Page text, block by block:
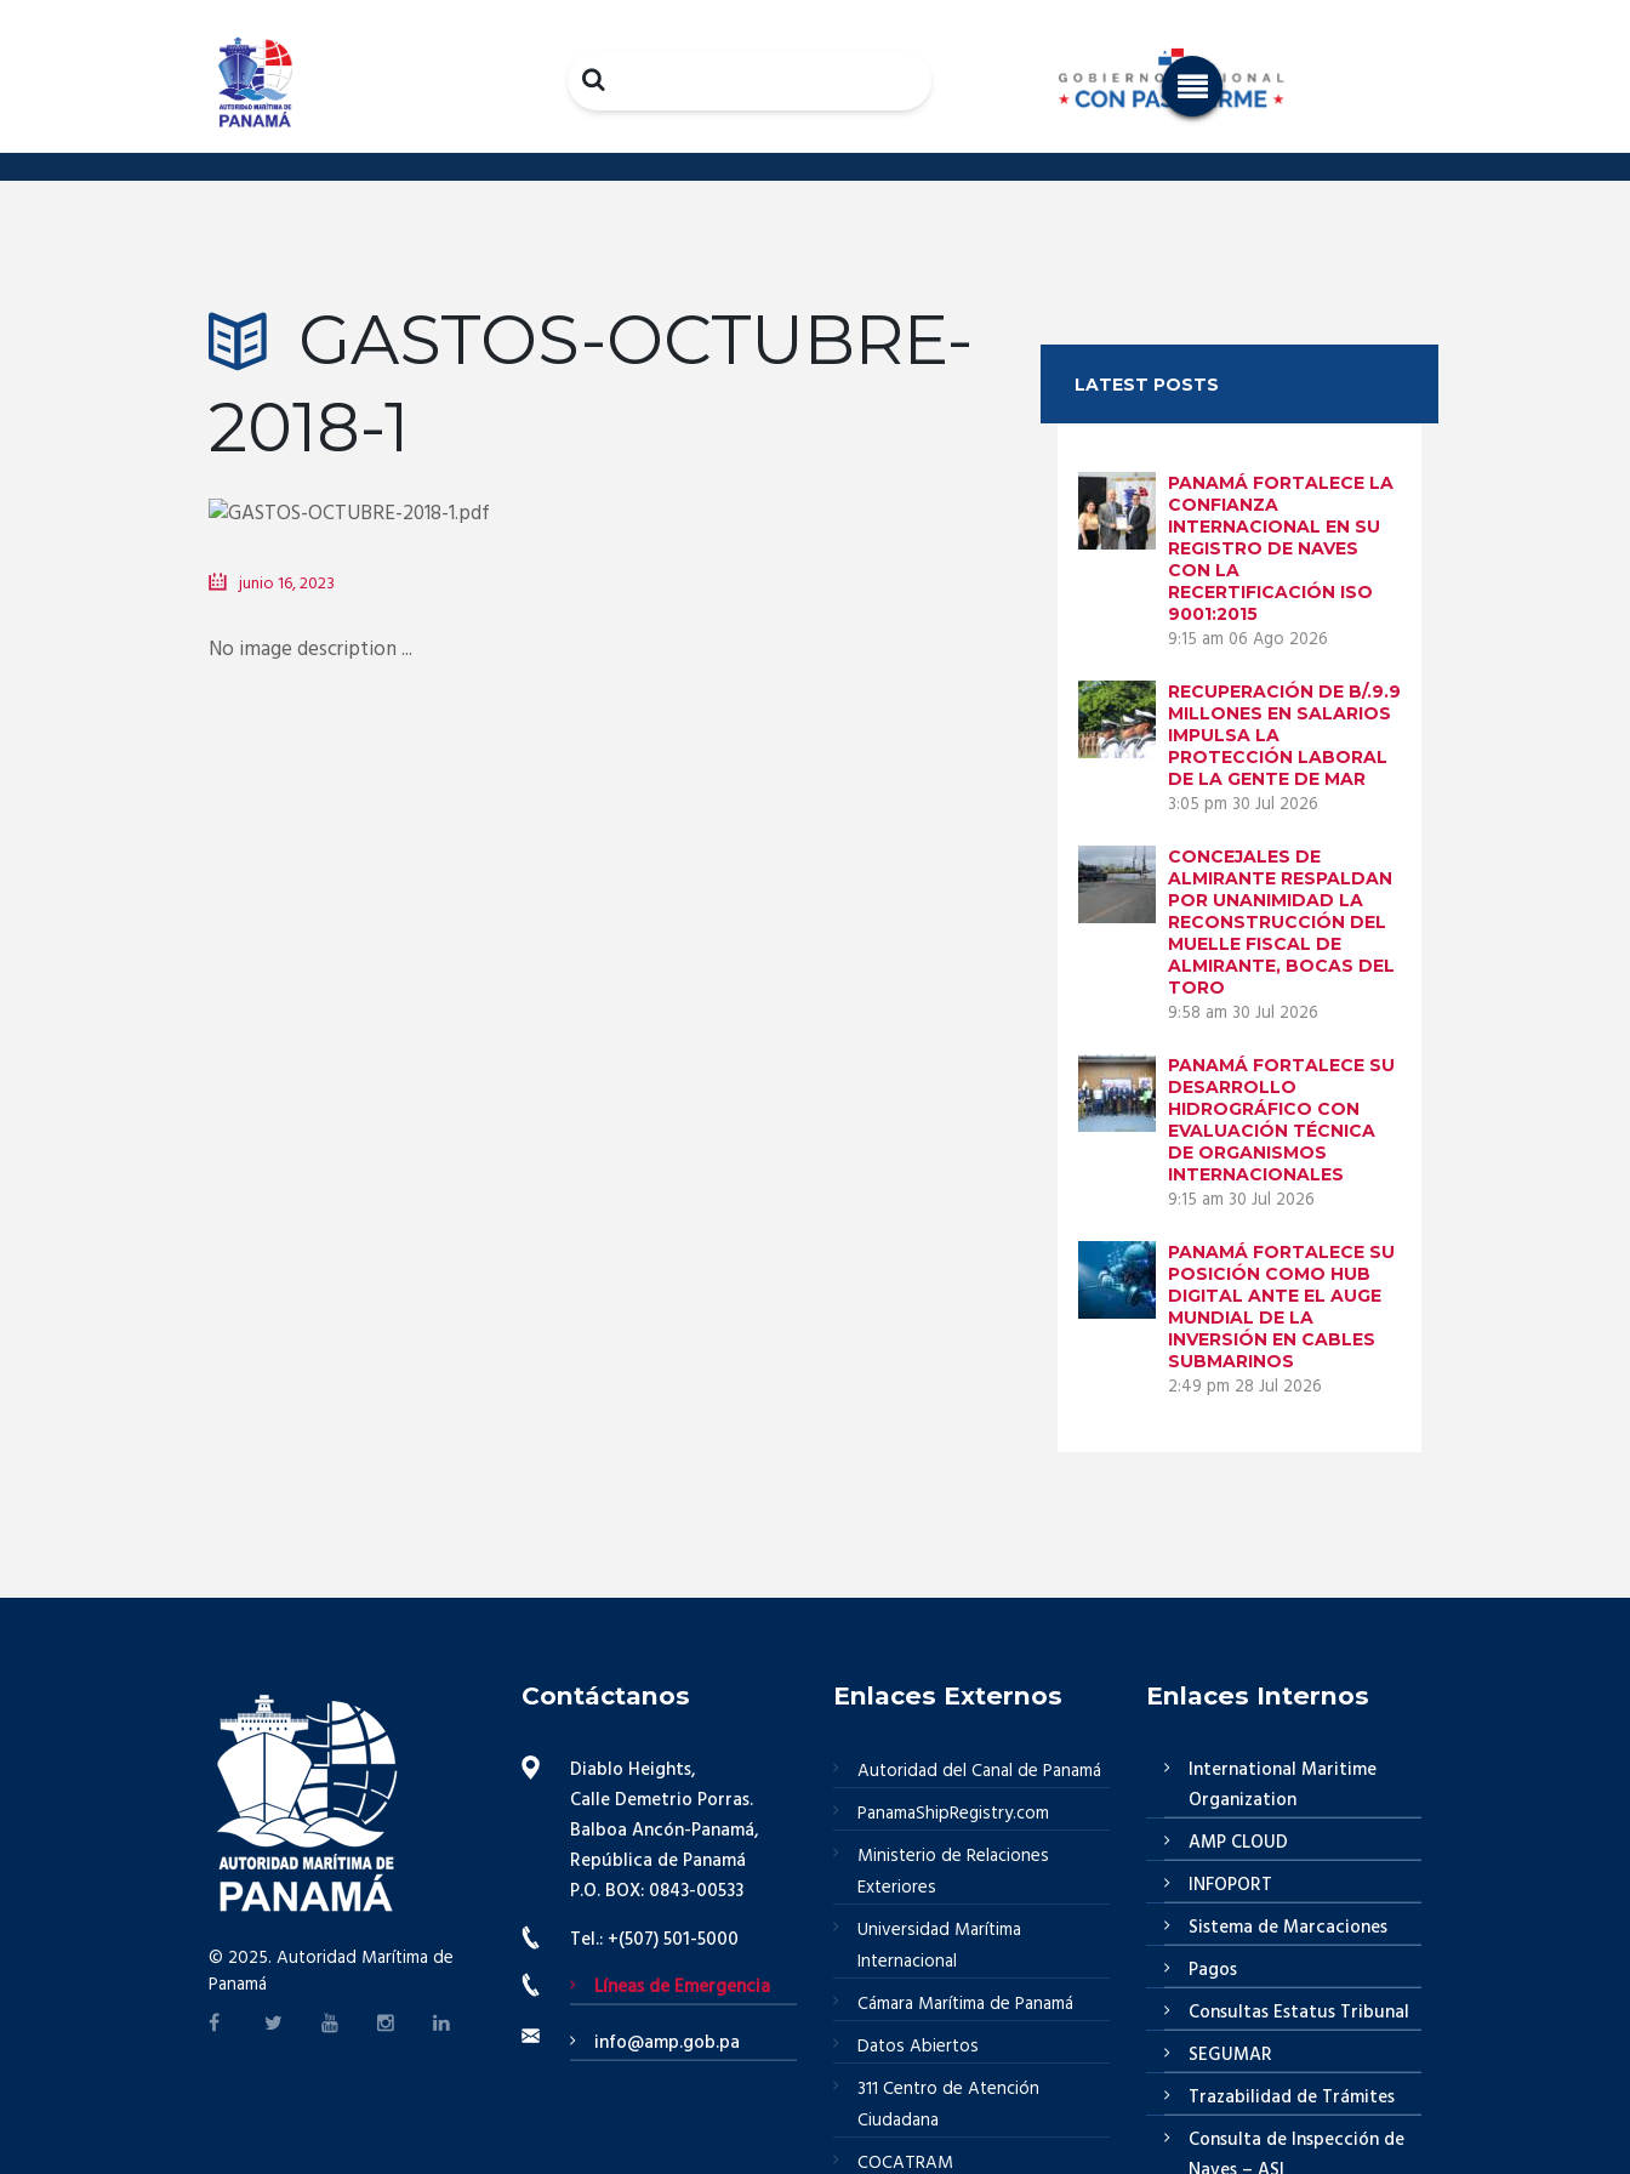
Search
GASTOS-OCTUBRE-
2018-1
junio 16, 2023
No image description ...
LATEST POSTS
PANAMÁ FORTALECE LA
CONFIANZA
INTERNACIONAL EN SU
REGISTRO DE NAVES
CON LA
RECERTIFICACIÓN ISO
9001:2015
9:15 am 06 Ago 2026
RECUPERACIÓN DE B/.9.9
MILLONES EN SALARIOS
IMPULSA LA
PROTECCIÓN LABORAL
DE LA GENTE DE MAR
3:05 pm 30 Jul 2026
CONCEJALES DE
ALMIRANTE RESPALDAN
POR UNANIMIDAD LA
RECONSTRUCCIÓN DEL
MUELLE FISCAL DE
ALMIRANTE, BOCAS DEL
TORO
9:58 am 30 Jul 2026
PANAMÁ FORTALECE SU
DESARROLLO
HIDROGRÁFICO CON
EVALUACIÓN TÉCNICA
DE ORGANISMOS
INTERNACIONALES
9:15 am 30 Jul 2026
PANAMÁ FORTALECE SU
POSICIÓN COMO HUB
DIGITAL ANTE EL AUGE
MUNDIAL DE LA
INVERSIÓN EN CABLES
SUBMARINOS
2:49 pm 28 Jul 2026
© 2025. Autoridad Marítima de
Panamá
Contáctanos
Diablo Heights,
Calle Demetrio Porras.
Balboa Ancón-Panamá,
República de Panamá
P.O. BOX: 0843-00533
Tel.: +(507) 501-5000
Líneas de Emergencia
info@amp.gob.pa
Enlaces Externos
Autoridad del Canal de Panamá
PanamaShipRegistry.com
Ministerio de Relaciones
Exteriores
Universidad Marítima
Internacional
Cámara Marítima de Panamá
Datos Abiertos
311 Centro de Atención
Ciudadana
COCATRAM
Enlaces Internos
International Maritime
Organization
AMP CLOUD
INFOPORT
Sistema de Marcaciones
Pagos
Consultas Estatus Tribunal
SEGUMAR
Trazabilidad de Trámites
Consulta de Inspección de